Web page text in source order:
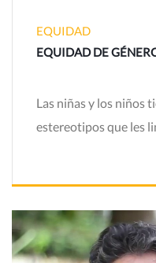
EQUIDAD
EQUIDAD DE
Las niñas y los niños
estereotipos que les